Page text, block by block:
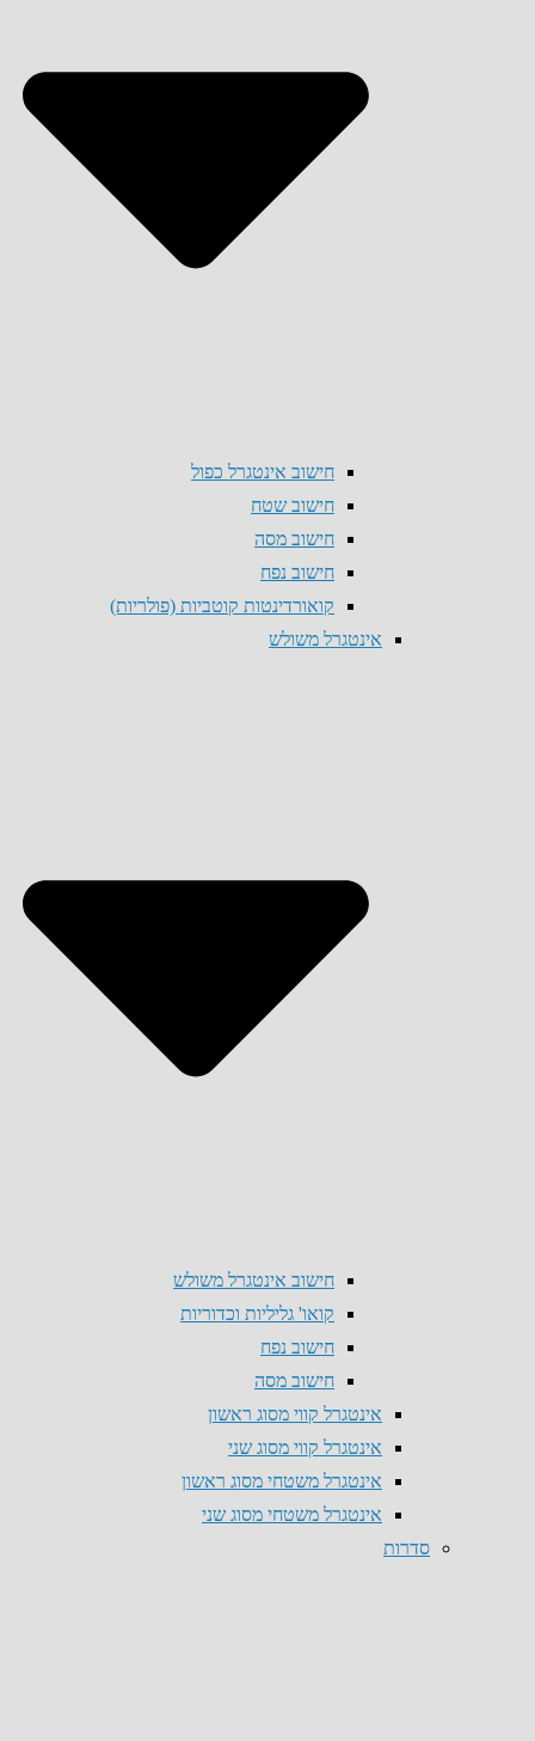
חישוב אינטגרל כפול
חישוב שטח
חישוב מסה
חישוב נפח
קואורדינטות קוטביות (פולריות)
אינטגרל משולש
חישוב אינטגרל משולש
קואו' גליליות וכדוריות
חישוב נפח
חישוב מסה
אינטגרל קווי מסוג ראשון
אינטגרל קווי מסוג שני
אינטגרל משטחי מסוג ראשון
אינטגרל משטחי מסוג שני
סדרות